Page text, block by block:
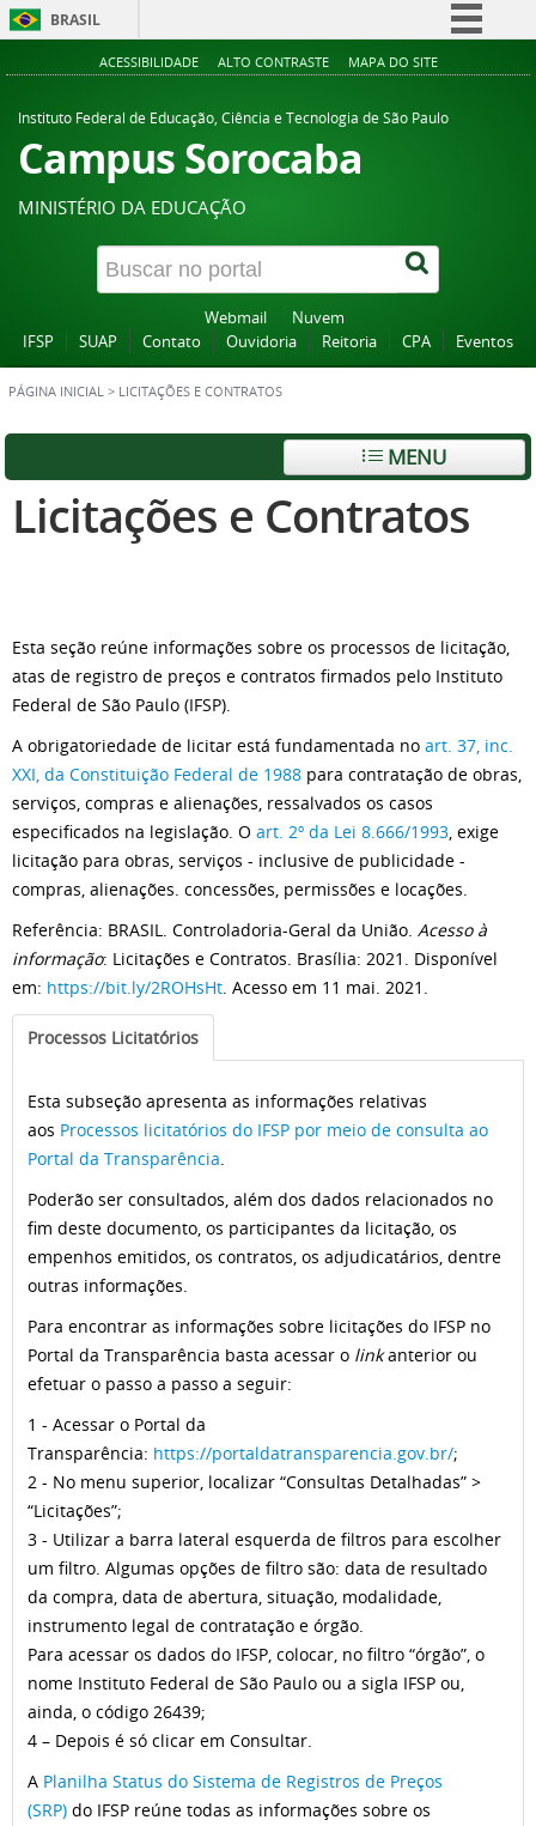
BRASIL
Simplifique!
Acesso à informação
Canais
ACESSIBILIDADE ALTO CONTRASTE MAPA DO SITE
Instituto Federal de Educação, Ciência e Tecnologia de São Paulo
Campus Sorocaba
MINISTÉRIO DA EDUCAÇÃO
Webmail
Nuvem
IFSP
SUAP Contato Ouvidoria Reitoria CPA Eventos
PÁGINA INICIAL > LICITAÇÕES E CONTRATOS
MENU
Licitações e Contratos
Esta seção reúne informações sobre os processos de licitação,
atas de registro de preços e contratos firmados pelo Instituto
Federal de São Paulo (IFSP).
A obrigatoriedade de licitar está fundamentada no art. 37, inc.
XXI, da Constituição Federal de 1988 para contratação de obras,
serviços, compras e alienações, ressalvados os casos
especificados na legislação. O art. 2º da Lei 8.666/1993, exige
licitação para obras, serviços - inclusive de publicidade -
compras, alienações. concessões, permissões e locações.
Referência: BRASIL. Controladoria-Geral da União. Acesso à
informação: Licitações e Contratos. Brasília: 2021. Disponível
em: https://bit.ly/2ROHsHt. Acesso em 11 mai. 2021.
Processos Licitatórios
Esta subseção apresenta as informações relativas
aos Processos licitatórios do IFSP por meio de consulta ao
Portal da Transparência.
Poderão ser consultados, além dos dados relacionados no
fim deste documento, os participantes da licitação, os
empenhos emitidos, os contratos, os adjudicatários, dentre
outras informações.
Para encontrar as informações sobre licitações do IFSP no
Portal da Transparência basta acessar o linkanterior ou
efetuar o passo a passo a seguir:
1 - Acessar o Portal da
Transparência: https://portaldatransparencia.gov.br/;
2 - No menu superior, localizar “Consultas Detalhadas” >
“Licitações”;
3 - Utilizar a barra lateral esquerda de filtros para escolher
um filtro. Algumas opções de filtro são: data de resultado
da compra, data de abertura, situação, modalidade,
instrumento legal de contratação e órgão.
Para acessar os dados do IFSP, colocar, no filtro “órgão”, o
nome Instituto Federal de São Paulo ou a sigla IFSP ou,
ainda, o código 26439;
4 – Depois é só clicar em Consultar.
A Planilha Status do Sistema de Registros de Preços
(SRP) do IFSP reúne todas as informações sobre os